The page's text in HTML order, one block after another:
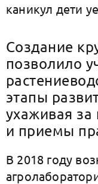
каникул дети
Создание
позволило
этапы
ухаживая
и приемы
В 2018 году